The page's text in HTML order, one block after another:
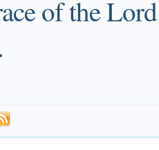
of the